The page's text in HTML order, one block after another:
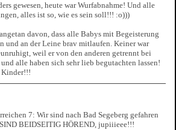
gewesen, heute war Wurfabnahme! Und alle
alles ist so, wie es sein soll!!! :o)))
davon, dass alle Babys mit Begeisterung
und an der Leine brav mitlaufen. Keiner war
weil er von den anderen getrennt bei
alle haben sich sehr lieb begutachten lassen!
Kinder!!!
7: Wir sind nach Bad Segeberg gefahren
BEIDSEITIG HÖREND, jupiiieee!!!